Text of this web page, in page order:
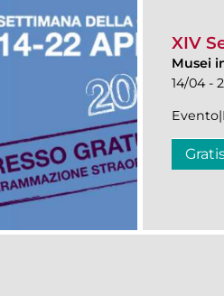
XIV
Musei
14/04 -